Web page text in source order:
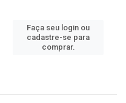
Faça seu login ou
cadastre-se para
comprar.